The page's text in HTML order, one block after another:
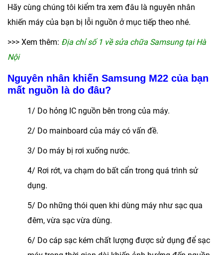
Hãy cùng chúng tôi kiểm tra xem đâu là nguyên nhân
khiến máy của bạn bị lỗi nguồn ở mục tiếp theo nhé.
>>> Xem thêm: Địa chỉ số 1 về sửa chữa Samsung tại Hà
Nội
Nguyên nhân khiến Samsung M22 của bạn
mất nguồn là do đâu?
1/ Do hỏng IC nguồn bên trong của máy.
2/ Do mainboard của máy có vấn đề.
3/ Do máy bị rơi xuống nước.
4/ Rơi rớt, va chạm do bất cẩn trong quá trình sử
dụng.
5/ Do những thói quen khi dùng máy như sạc qua
đêm, vừa sạc vừa dùng.
6/ Do cáp sạc kém chất lượng được sử dụng để sạc